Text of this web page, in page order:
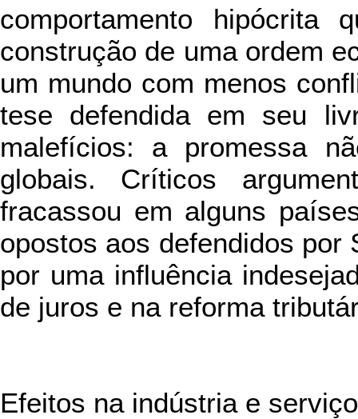
comportamento hipócrita
construção de uma ordem
um mundo com menos
tese defendida em seu
malefícios: a promessa
globais. Críticos
fracassou em alguns
opostos aos defendidos por
por uma influência
de juros e na reforma
Efeitos na indústria e